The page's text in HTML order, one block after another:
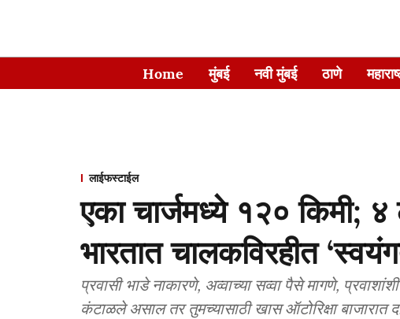
Home मुंबई नवी मुंबई ठाणे
लाईफस्टाईल
एका चार्जमध्ये १२० किमी;
भारतात चालकविरहीत
प्रवासी भाडे नाकारणे, अव्वाच्या सव्वा पैसे मागणे,
कंटाळले असाल तर तुमच्यासाठी खास ऑटोरिक्षा बाजारात